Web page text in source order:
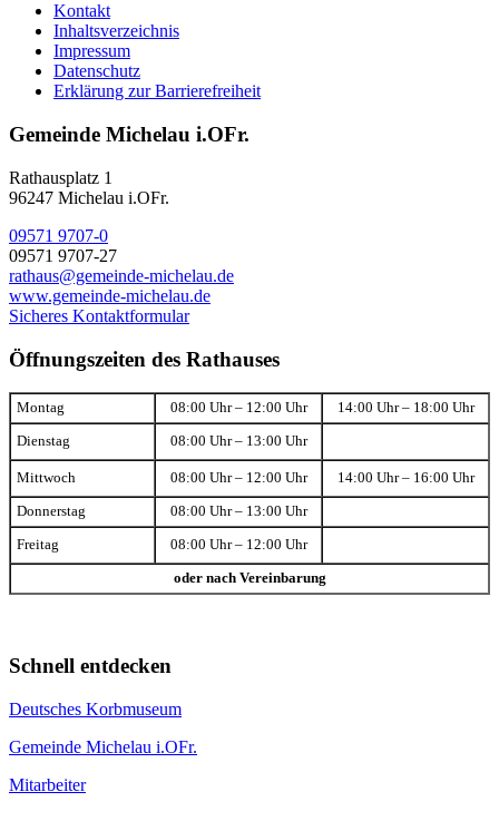
Kontakt
Inhaltsverzeichnis
Impressum
Datenschutz
Erklärung zur Barrierefreiheit
Gemeinde Michelau i.OFr.
Rathausplatz 1
96247 Michelau i.OFr.
09571 9707-0
09571 9707-27
rathaus@gemeinde-michelau.de
www.gemeinde-michelau.de
Sicheres Kontaktformular
Öffnungszeiten des Rathauses
Montag 08:00 Uhr – 12:00 Uhr 14:00 Uhr – 18:00 Uhr
Dienstag 08:00 Uhr – 13:00 Uhr
Mittwoch 08:00 Uhr – 12:00 Uhr 14:00 Uhr – 16:00 Uhr
Donnerstag 08:00 Uhr – 13:00 Uhr
Freitag 08:00 Uhr – 12:00 Uhr
oder nach Vereinbarung
Schnell entdecken
Deutsches Korbmuseum
Gemeinde Michelau i.OFr.
Mitarbeiter